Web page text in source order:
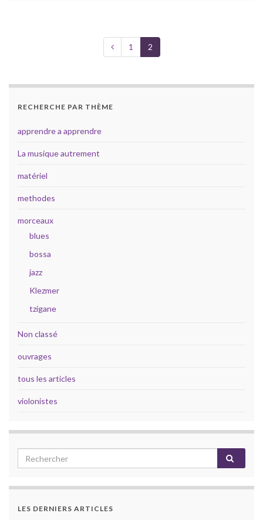
1 2
RECHERCHE PAR THÈME
apprendre a apprendre
La musique autrement
matériel
methodes
morceaux
blues
bossa
jazz
Klezmer
tzigane
Non classé
ouvrages
tous les articles
violonistes
LES DERNIERS ARTICLES